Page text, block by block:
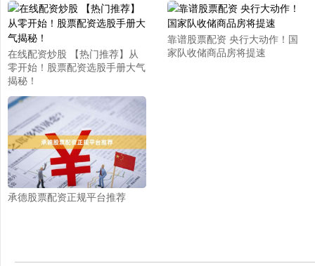
在线配资炒股 【热门推荐】从
零开始！股票配资选股手册大气
揭秘！
靠谱股票配资 央行大动作！国
家队收储商品房将提速
承德股票配资正规平台推荐